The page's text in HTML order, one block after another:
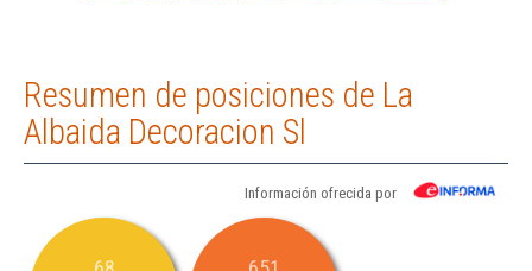
Resumen de posiciones de La
Albaida Decoracion Sl
Información ofrecida por